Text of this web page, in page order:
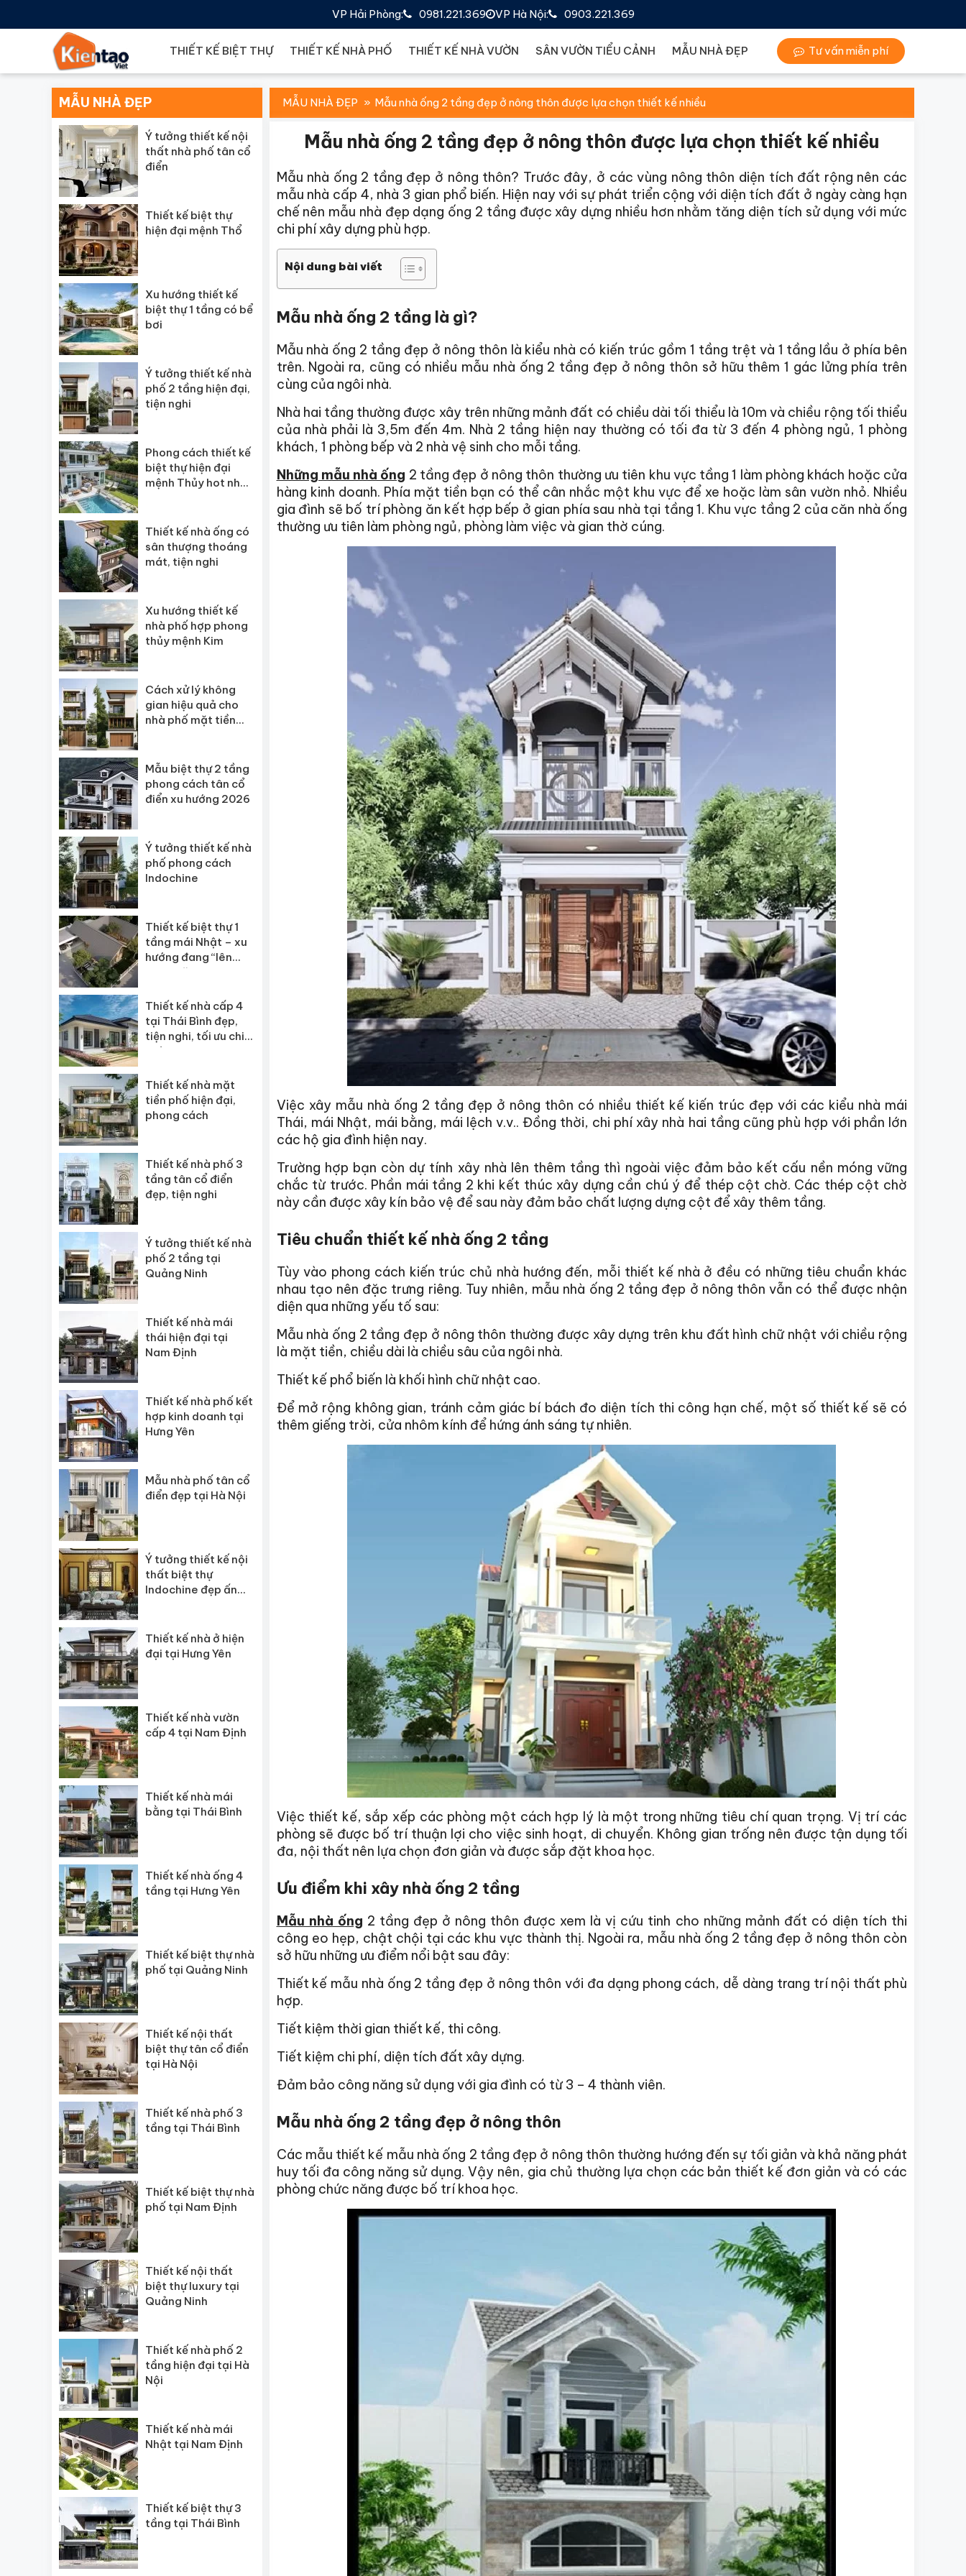
VP Hà Nội: 0903.221.369
VP Hải Phòng: 0981.221.369
THIẾT KẾ BIỆT THỰ THIẾT KẾ NHÀ PHỐ THIẾT KẾ NHÀ VƯỜN SÂN VƯỜN TIỂU CẢNH MẪU NHÀ ĐẸP Tư vấn miễn phí
MẪU NHÀ ĐẸP Mẫu nhà ống 2 tầng đẹp ở nông thôn được lựa chọn thiết kế nhiều
Mẫu nhà ống 2 tầng đẹp ở nông thôn được lựa chọn thiết kế nhiều
Mẫu nhà ống 2 tầng đẹp ở nông thôn? Trước đây, ở các vùng nông thôn diện tích đất rộng nên các
mẫu nhà cấp 4, nhà 3 gian phổ biến. Hiện nay với sự phát triển cộng với diện tích đất ở ngày càng hạn
chế nên mẫu nhà đẹp dạng ống 2 tầng được xây dựng nhiều hơn nhằm tăng diện tích sử dụng với mức
chi phí xây dựng phù hợp.
Nội dung bài viết
Mẫu nhà ống 2 tầng là gì?
Mẫu nhà ống 2 tầng đẹp ở nông thôn là kiểu nhà có kiến trúc gồm 1 tầng trệt và 1 tầng lầu ở phía bên
trên. Ngoài ra, cũng có nhiều mẫu nhà ống 2 tầng đẹp ở nông thôn sở hữu thêm 1 gác lửng phía trên
cùng của ngôi nhà.
Nhà hai tầng thường được xây trên những mảnh đất có chiều dài tối thiểu là 10m và chiều rộng tối thiểu
của nhà phải là 3,5m đến 4m. Nhà 2 tầng hiện nay thường có tối đa từ 3 đến 4 phòng ngủ, 1 phòng
khách, 1 phòng bếp và 2 nhà vệ sinh cho mỗi tầng.
Những mẫu nhà ống 2 tầng đẹp ở nông thôn thường ưu tiên khu vực tầng 1 làm phòng khách hoặc cửa
hàng kinh doanh. Phía mặt tiền bạn có thể cân nhắc một khu vực để xe hoặc làm sân vườn nhỏ. Nhiều
gia đình sẽ bố trí phòng ăn kết hợp bếp ở gian phía sau nhà tại tầng 1. Khu vực tầng 2 của căn nhà ống
thường ưu tiên làm phòng ngủ, phòng làm việc và gian thờ cúng.
Việc xây mẫu nhà ống 2 tầng đẹp ở nông thôn có nhiều thiết kế kiến trúc đẹp với các kiểu nhà mái
Thái, mái Nhật, mái bằng, mái lệch v.v.. Đồng thời, chi phí xây nhà hai tầng cũng phù hợp với phần lớn
các hộ gia đình hiện nay.
Trường hợp bạn còn dự tính xây nhà lên thêm tầng thì ngoài việc đảm bảo kết cấu nền móng vững
chắc từ trước. Phần mái tầng 2 khi kết thúc xây dựng cần chú ý để thép cột chờ. Các thép cột chờ
này cần được xây kín bảo vệ để sau này đảm bảo chất lượng dựng cột để xây thêm tầng.
Tiêu chuẩn thiết kế nhà ống 2 tầng
Tùy vào phong cách kiến trúc chủ nhà hướng đến, mỗi thiết kế nhà ở đều có những tiêu chuẩn khác
nhau tạo nên đặc trưng riêng. Tuy nhiên, mẫu nhà ống 2 tầng đẹp ở nông thôn vẫn có thể được nhận
diện qua những yếu tố sau:
Mẫu nhà ống 2 tầng đẹp ở nông thôn thường được xây dựng trên khu đất hình chữ nhật với chiều rộng
là mặt tiền, chiều dài là chiều sâu của ngôi nhà.
Thiết kế phổ biến là khối hình chữ nhật cao.
Để mở rộng không gian, tránh cảm giác bí bách đo diện tích thi công hạn chế, một số thiết kế sẽ có
thêm giếng trời, cửa nhôm kính để hứng ánh sáng tự nhiên.
Việc thiết kế, sắp xếp các phòng một cách hợp lý là một trong những tiêu chí quan trọng. Vị trí các
phòng sẽ được bố trí thuận lợi cho việc sinh hoạt, di chuyển. Không gian trống nên được tận dụng tối
đa, nội thất nên lựa chọn đơn giản và được sắp đặt khoa học.
Ưu điểm khi xây nhà ống 2 tầng
Mẫu nhà ống 2 tầng đẹp ở nông thôn được xem là vị cứu tinh cho những mảnh đất có diện tích thi
công eo hẹp, chật chội tại các khu vực thành thị. Ngoài ra, mẫu nhà ống 2 tầng đẹp ở nông thôn còn
sở hữu những ưu điểm nổi bật sau đây:
Thiết kế mẫu nhà ống 2 tầng đẹp ở nông thôn với đa dạng phong cách, dễ dàng trang trí nội thất phù
hợp.
Tiết kiệm thời gian thiết kế, thi công.
Tiết kiệm chi phí, diện tích đất xây dựng.
Đảm bảo công năng sử dụng với gia đình có từ 3 – 4 thành viên.
Mẫu nhà ống 2 tầng đẹp ở nông thôn
Các mẫu thiết kế mẫu nhà ống 2 tầng đẹp ở nông thôn thường hướng đến sự tối giản và khả năng phát
huy tối đa công năng sử dụng. Vậy nên, gia chủ thường lựa chọn các bản thiết kế đơn giản và có các
phòng chức năng được bố trí khoa học.
MẪU NHÀ ĐẸP
Ý tưởng thiết kế nội
thất nhà phố tân cổ
điển
Thiết kế biệt thự
hiện đại mệnh Thổ
Xu hướng thiết kế
biệt thự 1 tầng có bể
bơi
Ý tưởng thiết kế nhà
phố 2 tầng hiện đại,
tiện nghi
Phong cách thiết kế
biệt thự hiện đại
mệnh Thủy hot nhất
Thiết kế nhà ống có
sân thượng thoáng
mát, tiện nghi
Xu hướng thiết kế
nhà phố hợp phong
thủy mệnh Kim
Cách xử lý không
gian hiệu quả cho
nhà phố mặt tiền
Mẫu biệt thự 2 tầng
phong cách tân cổ
điển xu hướng 2026
Ý tưởng thiết kế nhà
phố phong cách
Indochine
Thiết kế biệt thự 1
tầng mái Nhật – xu
hướng đang “lên
ngôi” năm 2026
Thiết kế nhà cấp 4
tại Thái Bình đẹp,
tiện nghi, tối ưu chi
phí
Thiết kế nhà mặt
tiền phố hiện đại,
phong cách
Thiết kế nhà phố 3
tầng tân cổ điển
đẹp, tiện nghi
Ý tưởng thiết kế nhà
phố 2 tầng tại
Quảng Ninh
Thiết kế nhà mái
thái hiện đại tại
Nam Định
Thiết kế nhà phố kết
hợp kinh doanh tại
Hưng Yên
Mẫu nhà phố tân cổ
điển đẹp tại Hà Nội
Ý tưởng thiết kế nội
thất biệt thự
Indochine đẹp ấn
Thiết kế nhà ở hiện
đại tại Hưng Yên
Thiết kế nhà vườn
cấp 4 tại Nam Định
Thiết kế nhà mái
bằng tại Thái Bình
Thiết kế nhà ống 4
tầng tại Hưng Yên
Thiết kế biệt thự nhà
phố tại Quảng Ninh
Thiết kế nội thất
biệt thự tân cổ điển
tại Hà Nội
Thiết kế nhà phố 3
tầng tại Thái Bình
Thiết kế biệt thự nhà
phố tại Nam Định
Thiết kế nội thất
biệt thự luxury tại
Quảng Ninh
Thiết kế nhà phố 2
tầng hiện đại tại Hà
Nội
Thiết kế nhà mái
Nhật tại Nam Định
Thiết kế biệt thự 3
tầng tại Thái Bình